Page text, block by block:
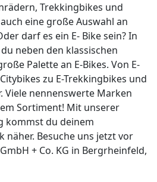
Trekkingbikes und
eine große Auswahl an
darf es ein E- Bike sein? In
neben den klassischen
Palette an E-Bikes. Von E-
zu E-Trekkingbikes und
Viele nennenswerte Marken
Sortiment! Mit unserer
kommst du deinem
näher. Besuche uns jetzt vor
+ Co. KG in Bergrheinfeld,